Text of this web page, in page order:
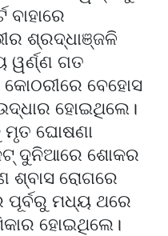
ବାହାରେ
ଶ୍ରଦ୍ଧାଞ୍ଜଳି
ୱର୍ଣ୍ଣ ଗତ
ବେହୋସ
ହୋଇଥିଲେ।
ଘୋଷଣା
ଦୁନିଆରେ ଶୋକର
ଶ୍ବାସ ରୋଗରେ
ପୂର୍ବରୁ ମଧ୍ୟ ଥରେ
ହୋଇଥିଲେ।